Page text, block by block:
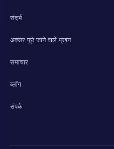
संदर्भ
अक्सर पूछे जाने वाले प्रश्न
समाचार
ब्लॉग
संपर्क